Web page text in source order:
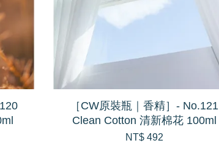
［CW原裝瓶｜香精］- No.121
Clean Cotton 清新棉花 100ml
NT$ 492